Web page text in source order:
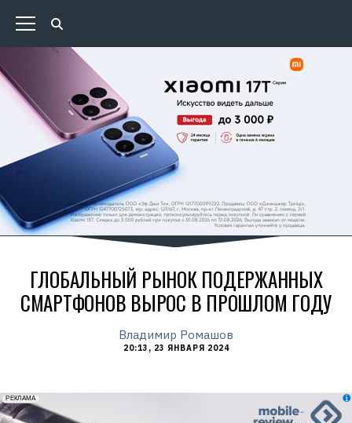
ГЛОБАЛЬНЫЙ РЫНОК ПОДЕРЖАННЫХ
СМАРТФОНОВ ВЫРОС В ПРОШЛОМ ГОДУ
Владимир Ромашов
20:13, 23 ЯНВАРЯ 2024
erid: 2VfnxxmNzs5
РЕКЛАМА